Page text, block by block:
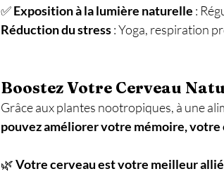
✅ Exposition à la lumière naturelle :
Réduction du stress : Yoga, respiration
Boostez Votre Cerveau
Grâce aux plantes nootropiques, à une
pouvez améliorer votre mémoire,
🌿 Votre cerveau est votre meilleur